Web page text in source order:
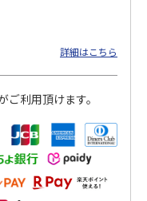
産
＜お中元＞のり詰合
3,240円
(送料・税込)
詳細はこちら
ご利用頂けます。